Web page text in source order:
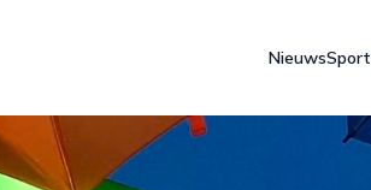
NieuwsSport